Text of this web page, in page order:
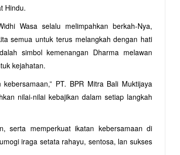
Hindu.
Wasa selalu melimpahkan berkah-Nya,
semua untuk terus melangkah dengan hati
simbol kemenangan Dharma melawan
kejahatan.
PT. BPR Mitra Bali Muktijaya
nilai-nilai kebajikan dalam setiap langkah
serta memperkuat ikatan kebersamaan di
iraga setata rahayu, sentosa, lan sukses